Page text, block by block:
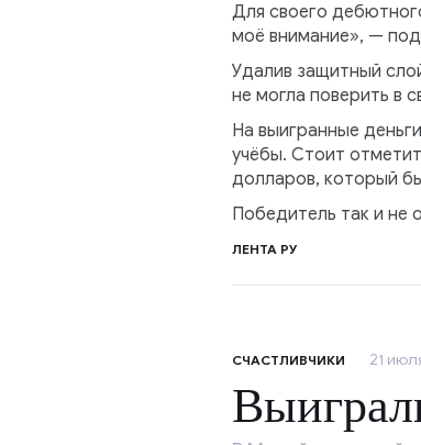
Для своего
моё внимание», —
Удалив защитный
не могла поверить в
На выигранные
учёбы. Стоит
долларов, который
Победитель так и не
ЛЕНТА РУ
СЧАСТЛИВЧИКИ 21